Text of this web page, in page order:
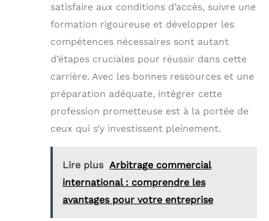
satisfaire aux conditions d’accès, suivre une
formation rigoureuse et développer les
compétences nécessaires sont autant
d’étapes cruciales pour réussir dans cette
carrière. Avec les bonnes ressources et une
préparation adéquate, intégrer cette
profession prometteuse est à la portée de
ceux qui s’y investissent pleinement.
Lire plus Arbitrage commercial
international : comprendre les
avantages pour votre entreprise